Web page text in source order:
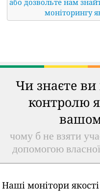
моніторингу
Чи знаєте ви
контролю
чому б не взяти
допомогою власної
Наші монітори